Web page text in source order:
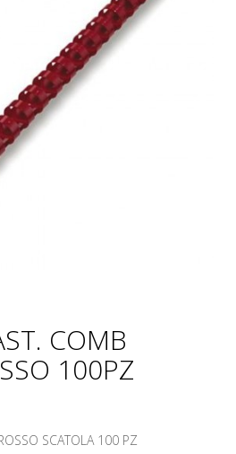
COMB
100PZ
SCATOLA 100 PZ